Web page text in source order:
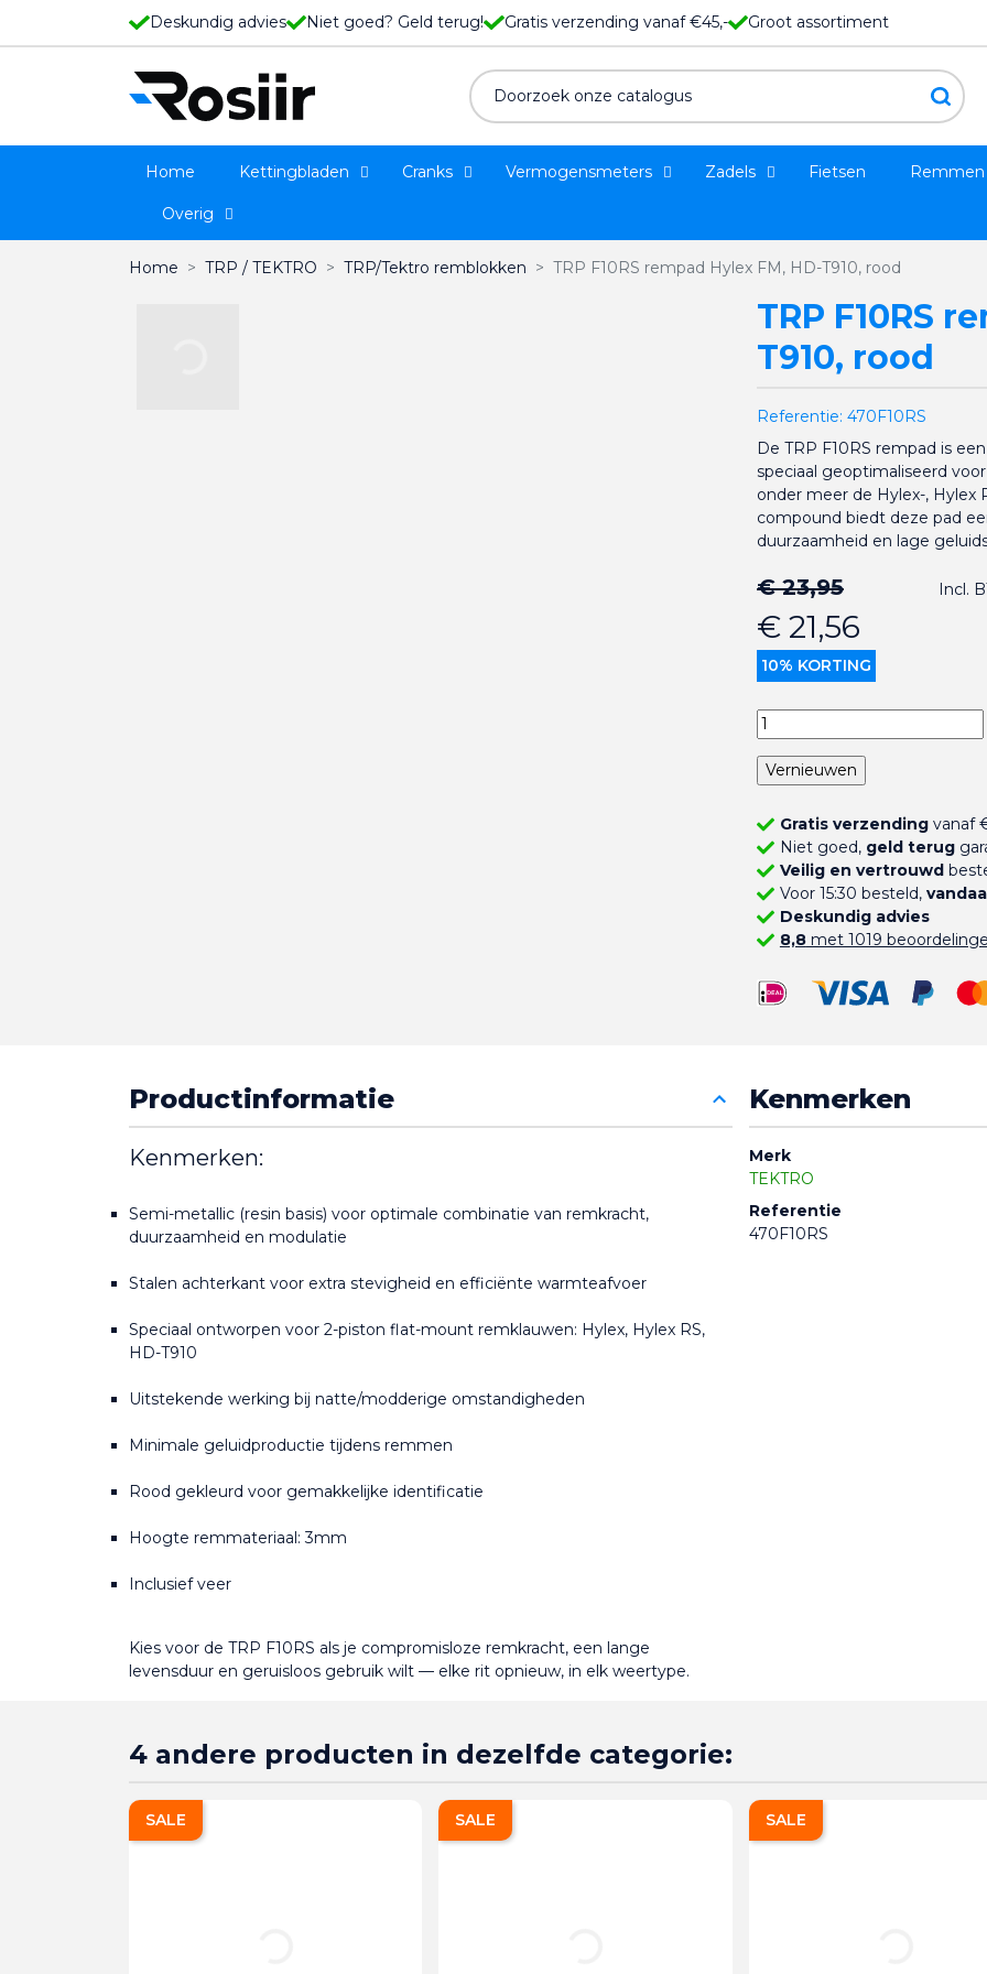
Deskundig advies Niet goed? Geld terug! Gratis verzending vanaf €45,- Groot assortiment
Home Kettingbladen Cranks Vermogensmeters Zadels Fietsen Remmen
Overig
Home TRP / TEKTRO TRP/Tektro remblokken TRP F10RS rempad Hylex FM, HD-T910, rood
TRP F10RS
T910, rood
Referentie: 470F10RS
De TRP F10RS rempad is
speciaal geoptimaliseerd
onder meer de Hylex-, Hylex
compound biedt deze pad
duurzaamheid en lage
€ 23,95
€ 21,56
10% KORTING
Incl.
Gratis verzendingvanaf
Niet goed, geld terug
Veilig en vertrouwd
Voor 15:30 besteld,
Deskundig advies
8,8met 1019
Productinformatie
Kenmerken:
Semi-metallic (resin basis) voor optimale combinatie van remkracht,
duurzaamheid en modulatie
Stalen achterkant voor extra stevigheid en efficiënte warmteafvoer
Speciaal ontworpen voor 2-piston flat-mount remklauwen: Hylex, Hylex RS,
HD-T910
Uitstekende werking bij natte/modderige omstandigheden
Minimale geluidproductie tijdens remmen
Rood gekleurd voor gemakkelijke identificatie
Hoogte remmateriaal: 3mm
Inclusief veer
Kies voor de TRP F10RS als je compromisloze remkracht, een lange
levensduur en geruisloos gebruik wilt — elke rit opnieuw, in elk weertype.
Kenmerken
Merk
TEKTRO
Referentie
470F10RS
4 andere producten in dezelfde categorie:
SALE SALE SALE